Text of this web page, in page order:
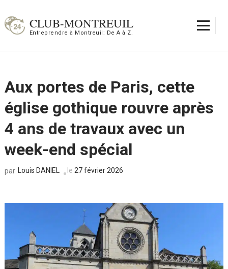
au
contenu
CLUB-MONTREUIL
Entreprendre à Montreuil: De A à Z.
Aux portes de Paris, cette
église gothique rouvre après
4 ans de travaux avec un
week-end spécial
par Louis DANIEL le 27 février 2026